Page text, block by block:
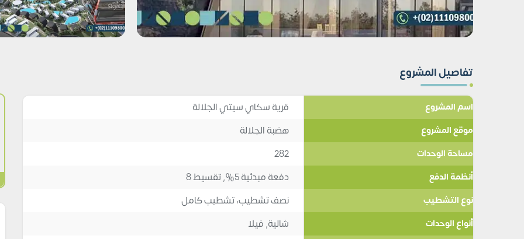
تفاصيل المشروع
اسم المشروع قرية سكاي سيتي الجلالة
موقع المشروع هضبة الجلالة
مساحة الوحدات 282
أنظمة الدفع دفعة مبدئية 5%, تقسيط 8
نوع التشطيب نصف تشطيب، تشطيب كامل
أنواع الوحدات شالية,فيلا